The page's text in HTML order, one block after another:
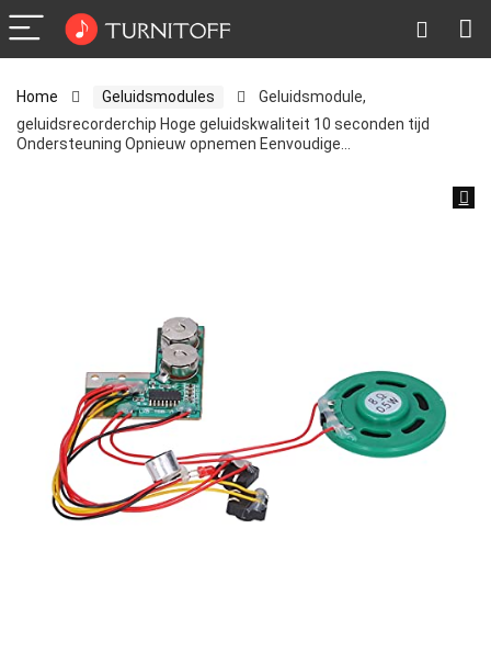
Home Geluidsmodules
Geluidsmodule,
geluidsrecorderchip Hoge geluidskwaliteit 10 seconden tijd
Ondersteuning Opnieuw opnemen Eenvoudige…